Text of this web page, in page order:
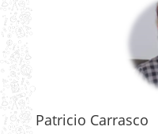
Patricio Carrasco